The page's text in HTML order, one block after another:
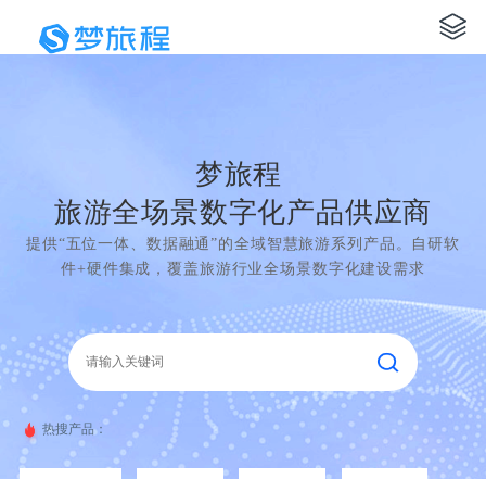
梦旅程
旅游全场景数字化产品供应商
提供“五位一体、数据融通”的全域智慧旅游系列产品。自研软
件+硬件集成，覆盖旅游行业全场景数字化建设需求
热搜产品：